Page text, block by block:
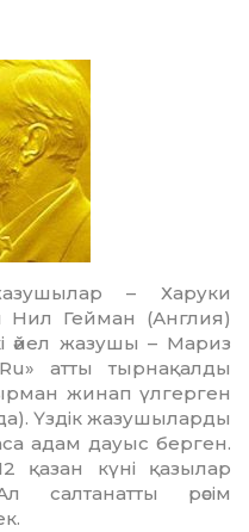
– Харуки
Гейман (Англия)
әйел жазушы – Мариз
атты тыр­на­қалды
жинап үлгерген
Үздік жазушыларды
адам дауыс берген.
қазан күні қазылар
салтанатты рәсім